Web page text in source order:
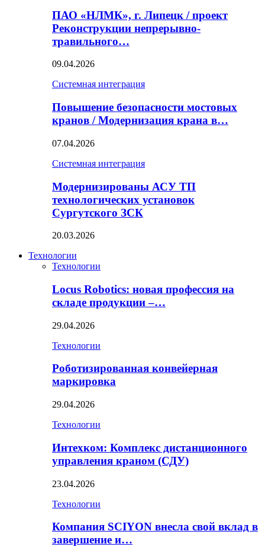
ПАО «НЛМК», г. Липецк / проект
Реконструкции непрерывно-
травильного…
09.04.2026
Системная интеграция
Повышение безопасности мостовых
кранов / Модернизация крана в…
07.04.2026
Системная интеграция
Модернизированы АСУ ТП
технологических установок
Сургутского ЗСК
20.03.2026
Технологии
Технологии
Locus Robotics: новая профессия на
складе продукции –…
29.04.2026
Технологии
Роботизированная конвейерная
маркировка
29.04.2026
Технологии
Интехком: Комплекс дистанционного
управления краном (СДУ)
23.04.2026
Технологии
Компания SCIYON внесла свой вклад в
завершение и…